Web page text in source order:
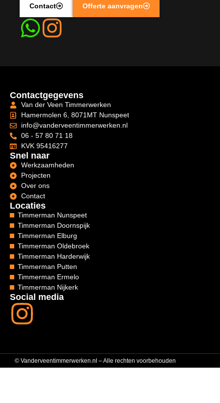
Contact Offerte aanvragen
Contactgegevens
Van der Veen Timmerwerken
Hamermolen 6, 8071MT Nunspeet
info@vanderveentimmerwerken.nl
06 - 57 80 71 18
KVK 95416277
Snel naar
Werkzaamheden
Projecten
Over ons
Contact
Locaties
Timmerman Nunspeet
Timmerman Doornspijk
Timmerman Elburg
Timmerman Oldebroek
Timmerman Harderwijk
Timmerman Putten
Timmerman Ermelo
Timmerman Nijkerk
Social media
© Vanderveentimmerwerken.nl – Alle rechten voorbehouden